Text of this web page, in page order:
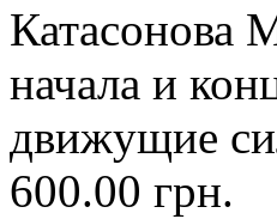
Катасонова
начала и
движущие
600.00 грн.